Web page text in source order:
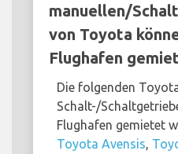
manuellen/
von Toyota
Flughafen
Die folgenden
Schalt-/
Flughafen gemietet
Toyota Avensis,